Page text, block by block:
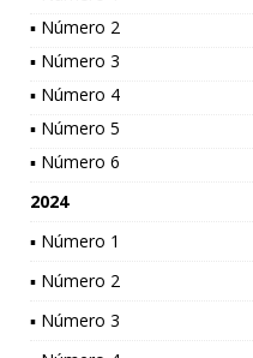
▪ Número 2
▪ Número 3
▪ Número 4
▪ Número 5
▪ Número 6
2024
▪ Número 1
▪ Número 2
▪ Número 3